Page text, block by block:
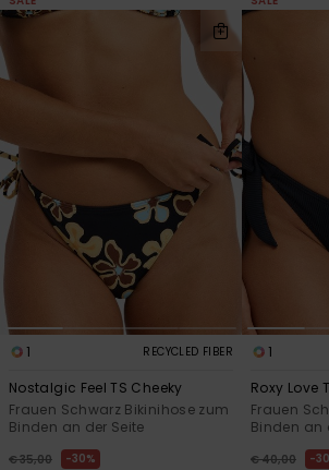
1 RECYCLED FIBER
Nostalgic Feel TS Cheeky
Frauen Schwarz Bikinihose zum
Binden an der Seite
€ 35,00 30%
1
Roxy Love
Frauen
Binden an
€ 40,00